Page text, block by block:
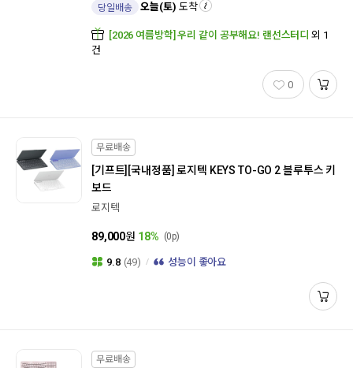
당일배송 오늘(토) 도착
[2026 여름방학] 우리 같이 공부해요! 랜선스터디 외 1
건
0
무료배송
[기프트] [국내정품] 로지텍 KEYS TO-GO 2 블루투스 키
보드
로지텍
89,000원 18% (0p)
9.8 (49) 성능이 좋아요
무료배송